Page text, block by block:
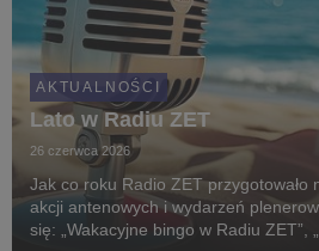
AKTUALNOŚCI
Lato w Radiu ZET
26 czerwca 2026
Jak co roku Radio ZET przygotowało
akcji antenowych i wydarzeń
się: „Wakacyjne bingo w Radiu ZET”,